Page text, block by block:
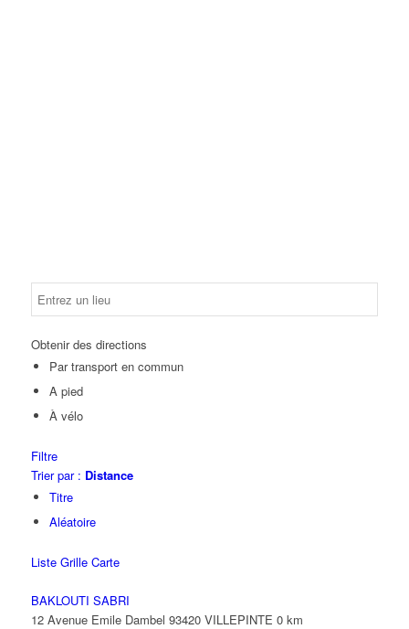
Obtenir des directions
Par transport en commun
A pied
À vélo
Filtre
Trier par : Distance
Titre
Aléatoire
Liste Grille Carte
BAKLOUTI SABRI
12 Avenue Emile Dambel 93420 VILLEPINTE 0 km